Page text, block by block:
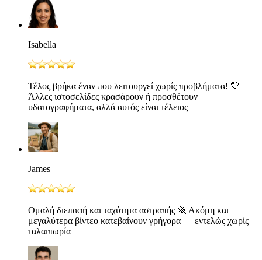
Isabella
Τέλος βρήκα έναν που λειτουργεί χωρίς προβλήματα! 💛
Άλλες ιστοσελίδες κρασάρουν ή προσθέτουν
υδατογραφήματα, αλλά αυτός είναι τέλειος
James
Ομαλή διεπαφή και ταχύτητα αστραπής 🚀 Ακόμη και
μεγαλύτερα βίντεο κατεβαίνουν γρήγορα — εντελώς χωρίς
ταλαιπωρία